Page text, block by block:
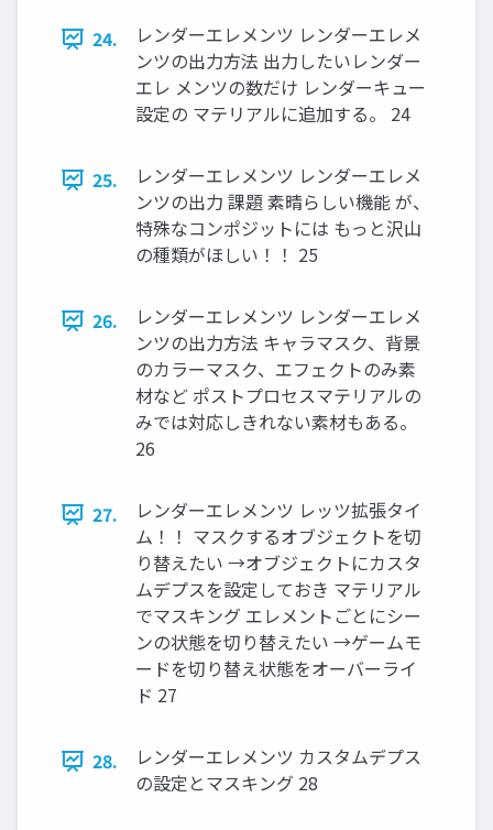
24.
レンダーエレメンツ レンダーエレメ
ンツの出力方法 出力したいレンダー
エレ メンツの数だけ レンダーキュー
設定の マテリアルに追加する。 24
25.
レンダーエレメンツ レンダーエレメ
ンツの出力 課題 素晴らしい機能 が、
特殊なコンポジットには もっと沢山
の種類がほしい！！ 25
26.
レンダーエレメンツ レンダーエレメ
ンツの出力方法 キャラマスク、背景
のカラーマスク、エフェクトのみ素
材など ポストプロセスマテリアルの
みでは対応しきれない素材もある。
26
27.
レンダーエレメンツ レッツ拡張タイ
ム！！ マスクするオブジェクトを切
り替えたい →オブジェクトにカスタ
ムデプスを設定しておき マテリアル
でマスキング エレメントごとにシー
ンの状態を切り替えたい →ゲームモ
ードを切り替え状態をオーバーライ
ド 27
28.
レンダーエレメンツ カスタムデプス
の設定とマスキング 28